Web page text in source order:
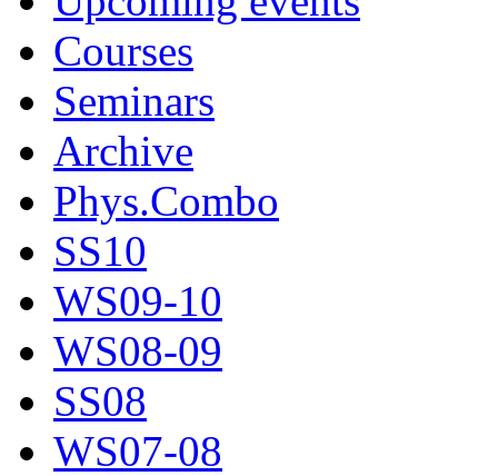
Courses
Seminars
Archive
Phys.Combo
SS10
WS09-10
WS08-09
SS08
WS07-08